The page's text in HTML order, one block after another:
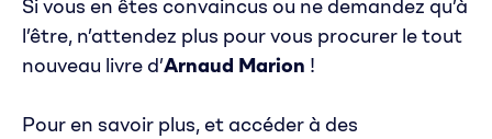
Si vous en êtes convaincus ou ne demandez qu’à
l’être, n’attendez plus pour vous procurer le tout
nouveau livre d’Arnaud Marion !
Pour en savoir plus, et accéder à des